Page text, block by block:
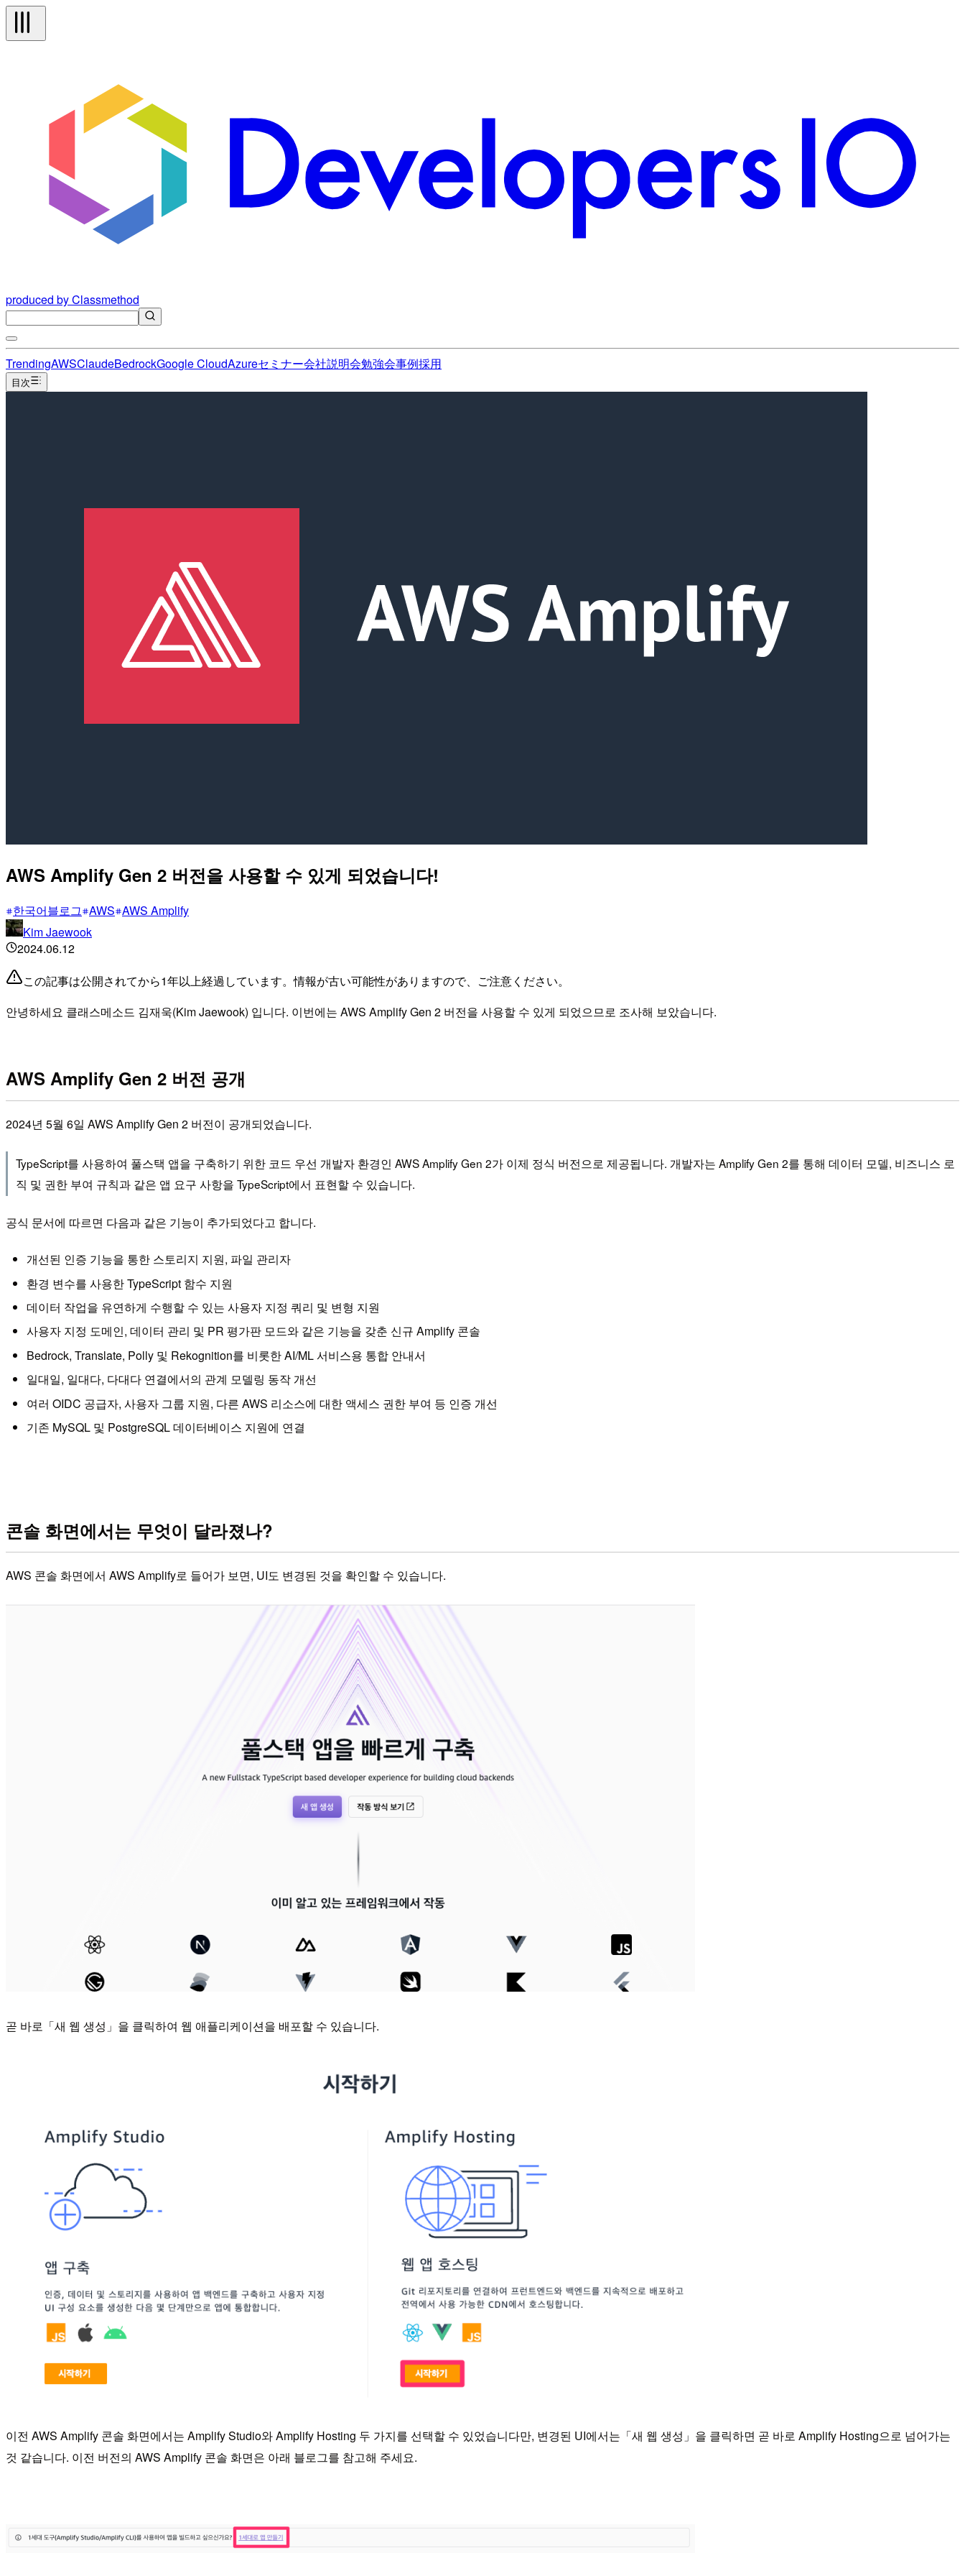
produced by Classmethod
TrendingAWSClaudeBedrockGoogle CloudAzureセミナー会社説明会勉強会事例採用
目次
AWS Amplify Gen 2 버전을 사용할 수 있게 되었습니다!
한국어블로그 AWS AWS Amplify
Kim Jaewook
2024.06.12
この記事は公開されてから1年以上経過しています。情報が古い可能性がありますので、ご注意ください。
안녕하세요 클래스메소드 김재욱(Kim Jaewook) 입니다. 이번에는 AWS Amplify Gen 2 버전을 사용할 수 있게 되었으므로 조사해 보았습니다.
AWS Amplify Gen 2 버전 공개
2024년 5월 6일 AWS Amplify Gen 2 버전이 공개되었습니다.
TypeScript를 사용하여 풀스택 앱을 구축하기 위한 코드 우선 개발자 환경인 AWS Amplify Gen 2가 이제 정식 버전으로 제공됩니다. 개발자는 Amplify Gen 2를 통해 데이터 모델, 비즈니스 로
직 및 권한 부여 규칙과 같은 앱 요구 사항을 TypeScript에서 표현할 수 있습니다.
공식 문서에 따르면 다음과 같은 기능이 추가되었다고 합니다.
개선된 인증 기능을 통한 스토리지 지원, 파일 관리자
환경 변수를 사용한 TypeScript 함수 지원
데이터 작업을 유연하게 수행할 수 있는 사용자 지정 쿼리 및 변형 지원
사용자 지정 도메인, 데이터 관리 및 PR 평가판 모드와 같은 기능을 갖춘 신규 Amplify 콘솔
Bedrock, Translate, Polly 및 Rekognition를 비롯한 AI/ML 서비스용 통합 안내서
일대일, 일대다, 다대다 연결에서의 관계 모델링 동작 개선
여러 OIDC 공급자, 사용자 그룹 지원, 다른 AWS 리소스에 대한 액세스 권한 부여 등 인증 개선
기존 MySQL 및 PostgreSQL 데이터베이스 지원에 연결
콘솔 화면에서는 무엇이 달라졌나?
AWS 콘솔 화면에서 AWS Amplify로 들어가 보면, UI도 변경된 것을 확인할 수 있습니다.
곧 바로「새 웹 생성」을 클릭하여 웹 애플리케이션을 배포할 수 있습니다.
이전 AWS Amplify 콘솔 화면에서는 Amplify Studio와 Amplify Hosting 두 가지를 선택할 수 있었습니다만, 변경된 UI에서는「새 웹 생성」을 클릭하면 곧 바로 Amplify Hosting으로 넘어가는
것 같습니다. 이전 버전의 AWS Amplify 콘솔 화면은 아래 블로그를 참고해 주세요.